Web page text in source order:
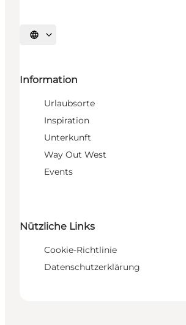
Sprache auswählen
Information
Urlaubsorte
Inspiration
Unterkunft
Way Out West
Events
Nützliche Links
Cookie-Richtlinie
Datenschutzerklärung